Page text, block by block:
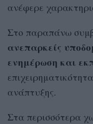
ανέφερε
Στο παραπάνω
ανεπαρκείς
ενημέρωση και
ανάπτυξης.
Στα περισσότερα